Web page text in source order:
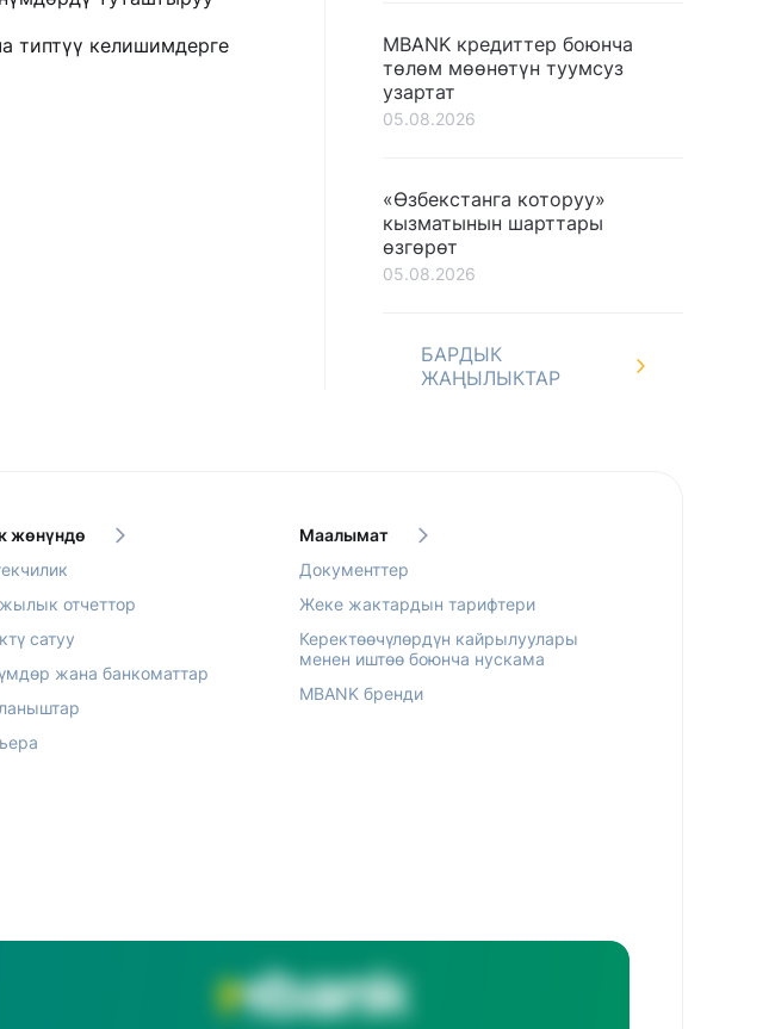
типтүү келишимдерге
MBANK кредиттер боюнча
төлөм мөөнөтүн туумсуз
узартат
05.08.2026
«Өзбекстанга которуу»
кызматынын шарттары
өзгөрөт
05.08.2026
БАРДЫК
ЖАҢЫЛЫКТАР
жөнүндө
отчеттор
сатуу
жана банкоматтар
Маалымат
Документтер
Жеке жактардын тарифтери
Керектөөчүлөрдүн кайрылуулары
менен иштөө боюнча нускама
MBANK бренди